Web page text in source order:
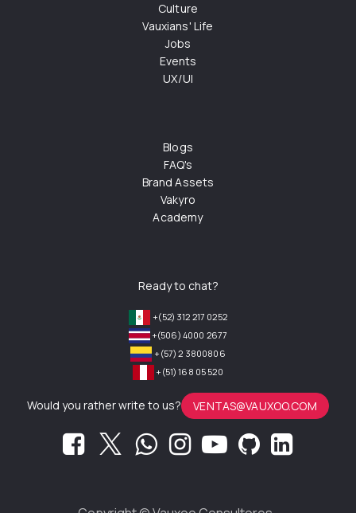
Culture
Vauxians' Life
Jobs
Events
UX/UI
Blogs
FAQ's
Brand Assets
Vakyro
Academy
Ready to chat?
+(52) 312 217 0252
+(506) 4000 2677
+(57) 2 3800806
+(51) 168 05 520
Would you rather write to us? VENTAS@VAUXOO.COM